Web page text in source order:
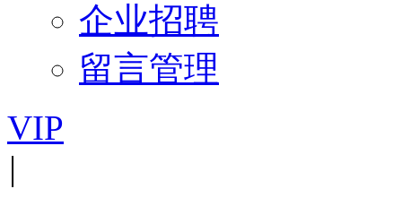
企业招聘
留言管理
VIP
|